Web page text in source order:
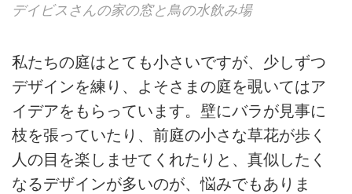
デイビスさんの家の窓と鳥の水飲み場
私たちの庭はとても小さいですが、少しずつ
デザインを練り、よそさまの庭を覗いてはア
イデアをもらっています。壁にバラが見事に
枝を張っていたり、前庭の小さな草花が歩く
人の目を楽しませてくれたりと、真似したく
なるデザインが多いのが、悩みでもありま